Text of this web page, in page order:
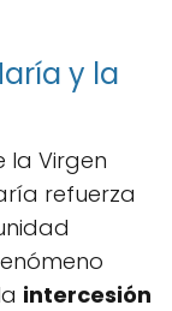
y la
la Virgen
refuerza
intercesión